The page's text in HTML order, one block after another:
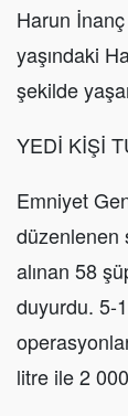
Harun
yaşındaki
şekilde
YEDİ KİŞİ
Emniyet
düzenlenen
alınan 58
duyurdu. 5-
litre ile 2